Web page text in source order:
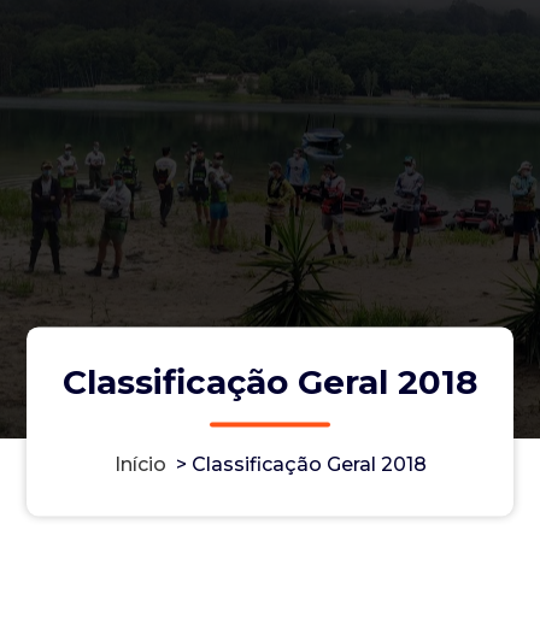
Classificação Geral 2018
Início > Classificação Geral 2018